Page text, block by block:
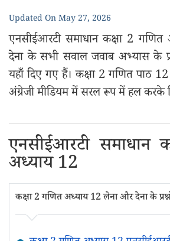
Updated OnMay 27, 2026
एनसीईआरटी समाधान कक्षा 2
देना के सभी सवाल जवाब अभ्यास के
यहाँ दिए गए हैं। कक्षा 2 गणित पाठ
अंग्रेजी मीडियम में सरल रूप में हल करके
एनसीईआरटी समाधान
अध्याय 12
कक्षा 2 गणित अध्याय 12 लेना और देना के